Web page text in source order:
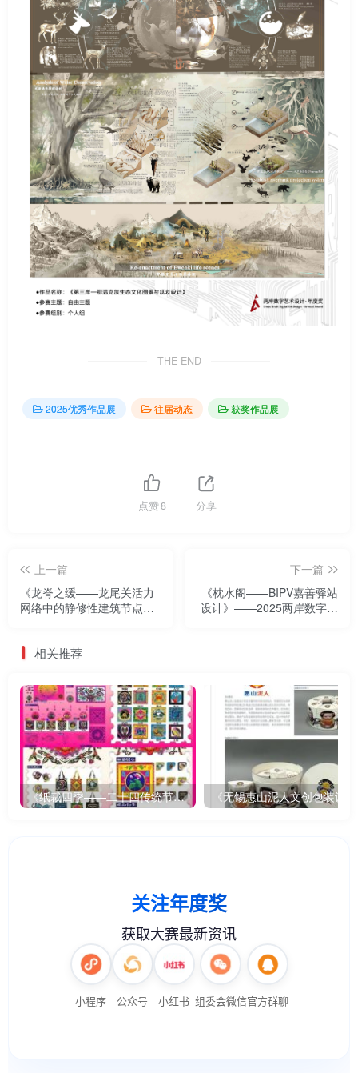
THE END
2025优秀作品展 往届动态 获奖作品展
点赞8 分享
上一篇
《龙脊之缓——龙尾关活力
网络中的静修性建筑节点》
下一篇
《枕水阁——BIPV嘉善驿站
设计》——2025两岸数字艺
相关推荐
《纸裁四季——二十四传统节气文创设计》 《无锡惠山泥人文创包装设